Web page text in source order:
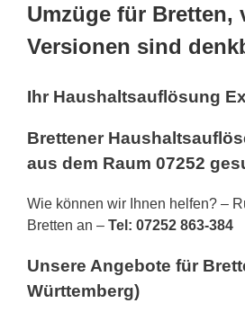
Umzüge für Bretten,
Versionen sind
Ihr Haushaltsauflösung
Brettener
aus dem Raum 07252
Wie können wir Ihnen helfen? –
Bretten an – Tel: 07252 863-384
Unsere Angebote für
Württemberg)